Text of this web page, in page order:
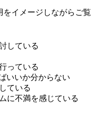
をイメージしながらご覧
している
っている
いいか分からない
ている
に不満を感じている